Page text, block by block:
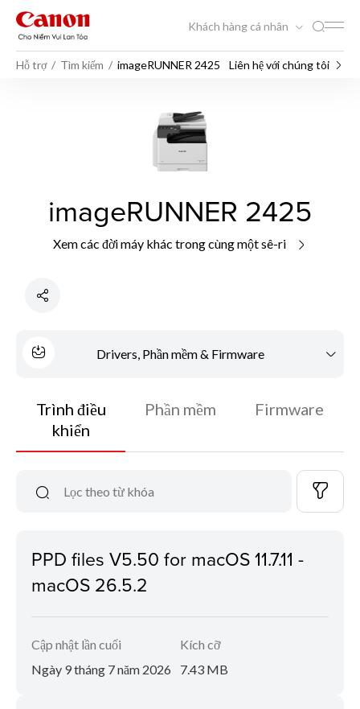
Khách hàng cá nhân
Hỗ trợ Tìm kiếm imageRUNNER 2425 Liên hệ với chúng tôi
imageRUNNER 2425
Xem các đời máy khác trong cùng một sê-ri
Drivers, Phần mềm & Firmware
Trình điều
khiển
Phần mềm Firmware
PPD files V5.50 for macOS 11.7.11 -
macOS 26.5.2
Cập nhật lần cuối
Ngày 9 tháng 7 năm 2026
Kích cỡ
7.43 MB